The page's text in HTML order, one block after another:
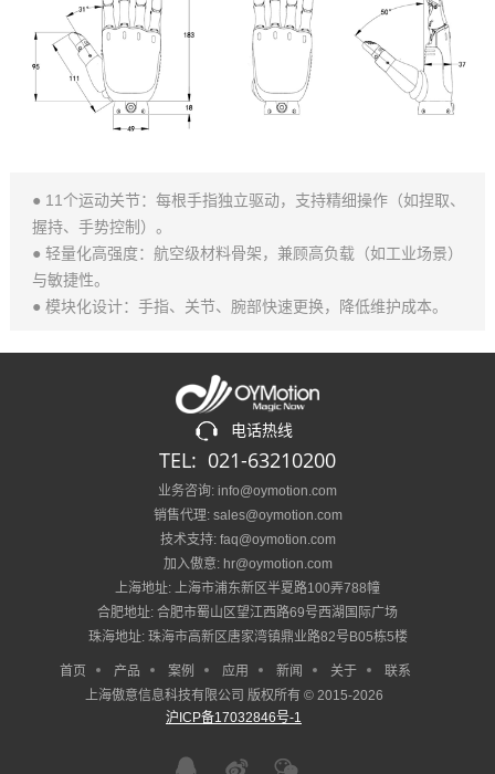
● 11个运动关节：每根手指独立驱动，支持精细操作（如捏取、
握持、手势控制）。
● 轻量化高强度：航空级材料骨架，兼顾高负载（如工业场景）
与敏捷性。
● 模块化设计：手指、关节、腕部快速更换，降低维护成本。
电话热线
TEL: 021-63210200
业务咨询: info@oymotion.com
销售代理: sales@oymotion.com
技术支持: faq@oymotion.com
加入傲意: hr@oymotion.com
上海地址: 上海市浦东新区半夏路100弄788幢
合肥地址: 合肥市蜀山区望江西路69号西湖国际广场
珠海地址: 珠海市高新区唐家湾镇鼎业路82号B05栋5楼
首页 产品 案例 应用 新闻 关于
联系
上海傲意信息科技有限公司 版权所有 © 2015-2026
沪ICP备17032846号-1